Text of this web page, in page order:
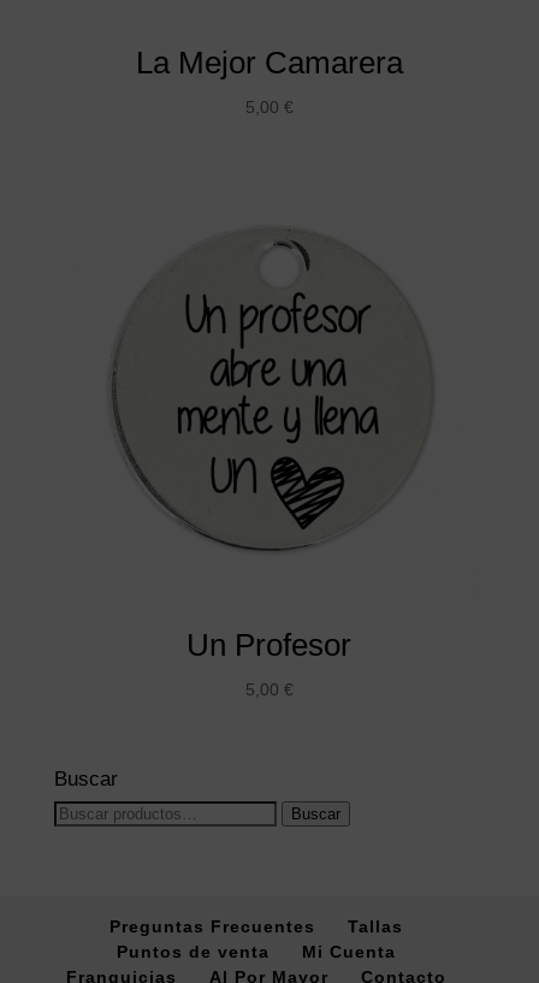
La Mejor Camarera
5,00 €
Un Profesor
5,00 €
Buscar
Buscar
Buscar
Preguntas Frecuentes
Tallas
Puntos de venta
Mi Cuenta
Franquicias
Al Por Mayor Contacto